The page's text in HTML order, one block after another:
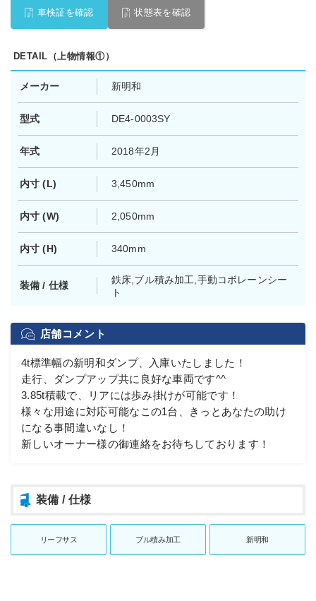
車検証を確認 状態表を確認
DETAIL（上物情報①）
メーカー 新明和
型式 DE4-0003SY
年式 2018年2月
内寸 (L) 3,450mm
内寸 (W) 2,050mm
内寸 (H) 340mm
装備 / 仕様
鉄床,ブル積み加工,手動コボレーンシー
ト
店舗コメント
4t標準幅の新明和ダンプ、入庫いたしました！
走行、ダンプアップ共に良好な車両です^^
3.85t積載で、リアには歩み掛けが可能です！
様々な用途に対応可能なこの1台、きっとあなたの助け
になる事間違いなし！
新しいオーナー様の御連絡をお待ちしております！
装備 / 仕様
リーフサス ブル積み加工 新明和